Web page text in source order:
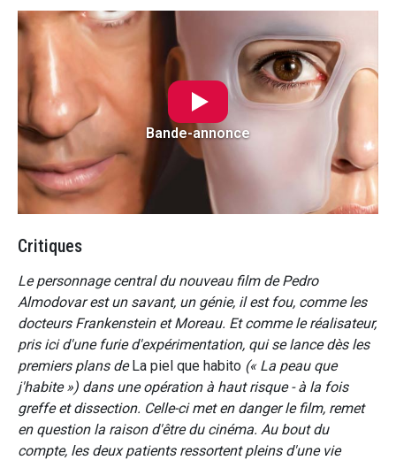
Bande-annonce
Critiques
Le personnage central du nouveau film de Pedro
Almodovar est un savant, un génie, il est fou, comme les
docteurs Frankenstein et Moreau. Et comme le réalisateur,
pris ici d'une furie d'expérimentation, qui se lance dès les
premiers plans deLa piel que habito (« La peau que
j'habite ») dans une opération à haut risque - à la fois
greffe et dissection. Celle-ci met en danger le film, remet
en question la raison d'être du cinéma. Au bout du
compte, les deux patients ressortent pleins d'une vie